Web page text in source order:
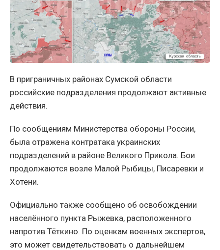
В приграничных районах Сумской области
российские подразделения продолжают активные
действия.
По сообщениям Министерства обороны России,
была отражена контратака украинских
подразделений в районе Великого Прикола. Бои
продолжаются возле Малой Рыбицы, Писаревки и
Хотени.
Официально также сообщено об освобождении
населённого пункта Рыжевка, расположенного
напротив Тёткино. По оценкам военных экспертов,
это может свидетельствовать о дальнейшем